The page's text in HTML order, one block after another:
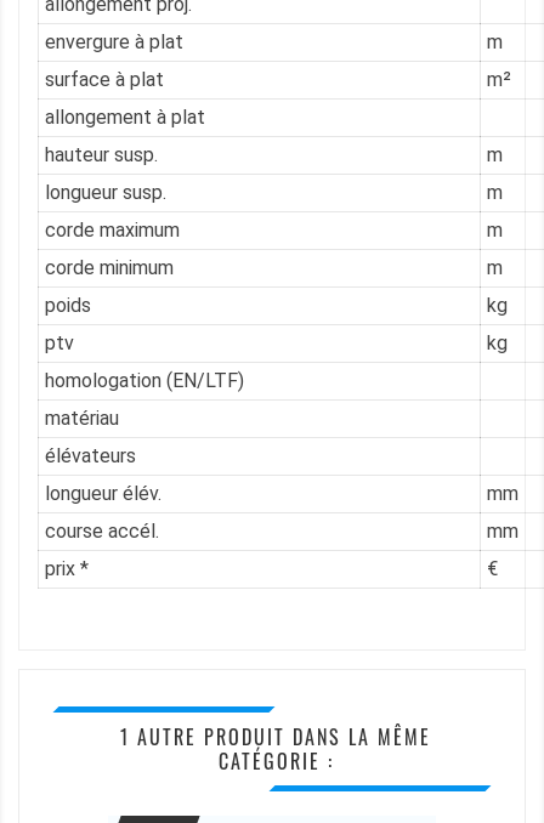
envergure à plat
m
surface à plat
m²
allongement à plat
hauteur susp.
m
longueur susp.
m
corde maximum
m
corde minimum
m
poids
kg
ptv
kg
homologation (EN/LTF)
matériau
élévateurs
longueur élév.
mm
course accél.
mm
prix *
€
1 AUTRE PRODUIT DANS LA MÊME
CATÉGORIE :